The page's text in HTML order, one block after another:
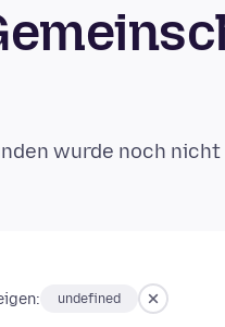
wurde noch
undefined